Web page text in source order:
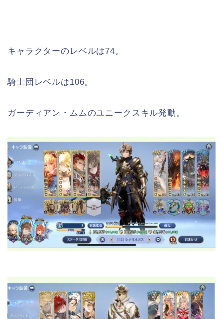
キャラクターのレベルは74。
騎士団レベルは106。
ガーディアン・ムムのユニークスキル発動。